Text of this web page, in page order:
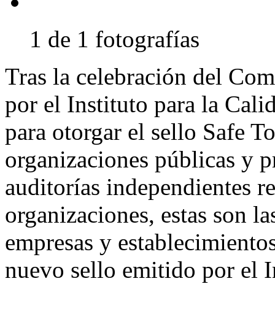
1 de 1 fotografías
Tras la celebración del
por el Instituto para la
para otorgar el sello Safe
organizaciones públicas y
auditorías independientes
organizaciones, estas son
empresas y
nuevo sello emitido por el